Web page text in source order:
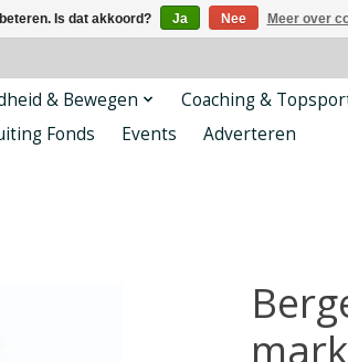
& Bewegen Coaching &
Fonds Events Adverteren
Is dat akkoord? Ja Nee Meer over